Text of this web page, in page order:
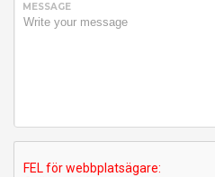
MESSAGE